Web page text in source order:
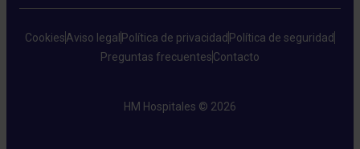
CookiesAviso legal Política de privacidad Política de seguridad
Preguntas frecuentesContacto
HM Hospitales © 2026